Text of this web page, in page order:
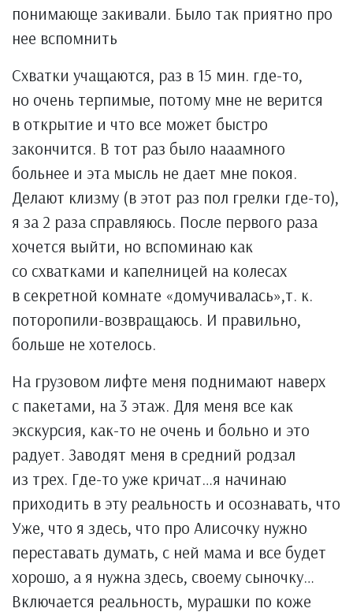
понимающе закивали. Было так приятно про
нее вспомнить
Схватки учащаются, раз в 15 мин. где-то,
но очень терпимые, потому мне не верится
в открытие и что все может быстро
закончится. В тот раз было нааамного
больнее и эта мысль не дает мне покоя.
Делают клизму (в этот раз пол грелки где-то),
я за 2 раза справляюсь. После первого раза
хочется выйти, но вспоминаю как
со схватками и капелницей на колесах
в секретной комнате «домучивалась»,т. к.
поторопили-возвращаюсь. И правильно,
больше не хотелось.
На грузовом лифте меня поднимают наверх
с пакетами, на 3 этаж. Для меня все как
экскурсия, как-то не очень и больно и это
радует. Заводят меня в средний родзал
из трех. Где-то уже кричат…я начинаю
приходить в эту реальность и осознавать, что
Уже, что я здесь, что про Алисочку нужно
переставать думать, с ней мама и все будет
хорошо, а я нужна здесь, своему сыночку…
Включается реальность, мурашки по коже